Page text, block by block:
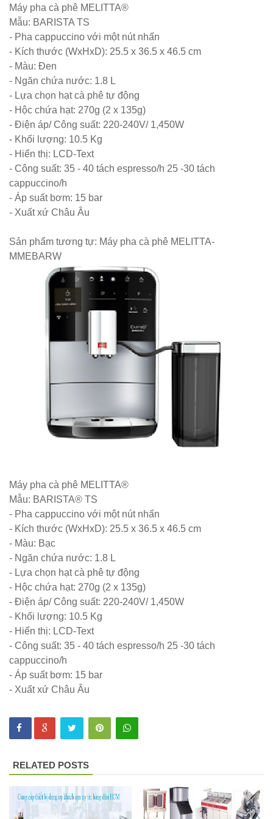
cafe ngoài
trời ban
công sân
vườn sân
thượng bàn
kính cường
lực 277
Bộ bàn ghế
sắt decor
quán cafe
mặt bàn
composite
sofa gỗ nhà
Bộ bàn ghế
cafe gỗ cao
su chân sắt
có tay 249
Bộ bàn ghế
quán cafe
trà sữa nhà
hàng gỗ
cao su
chân sắt
247
cho quán
cafe, quán
ăn sân
Máy pha cà phê MELITTA®
Mẫu: BARISTA TS
- Pha cappuccino với một nút nhấn
- Kích thước (WxHxD): 25.5 x 36.5 x 46.5 cm
- Màu: Đen
- Ngăn chứa nước: 1.8 L
- Lựa chọn hạt cà phê tự động
- Hộc chứa hạt: 270g (2 x 135g)
- Điện áp/ Công suất: 220-240V/ 1,450W
- Khối lượng: 10.5 Kg
- Hiển thị: LCD-Text
- Công suất: 35 - 40 tách espresso/h 25 -30 tách
cappuccino/h
- Áp suất bơm: 15 bar
- Xuất xứ Châu Âu
Sản phẩm tương tự: Máy pha cà phê MELITTA-
MMEBARW
Máy pha cà phê MELITTA®
Mẫu: BARISTA® TS
- Pha cappuccino với một nút nhấn
- Kích thước (WxHxD): 25.5 x 36.5 x 46.5 cm
- Màu: Bạc
- Ngăn chứa nước: 1.8 L
- Lựa chọn hạt cà phê tự động
- Hộc chứa hạt: 270g (2 x 135g)
- Điện áp/ Công suất: 220-240V/ 1,450W
- Khối lượng: 10.5 Kg
- Hiển thị: LCD-Text
- Công suất: 35 - 40 tách espresso/h 25 -30 tách
cappuccino/h
- Áp suất bơm: 15 bar
- Xuất xứ Châu Âu
RELATED POSTS